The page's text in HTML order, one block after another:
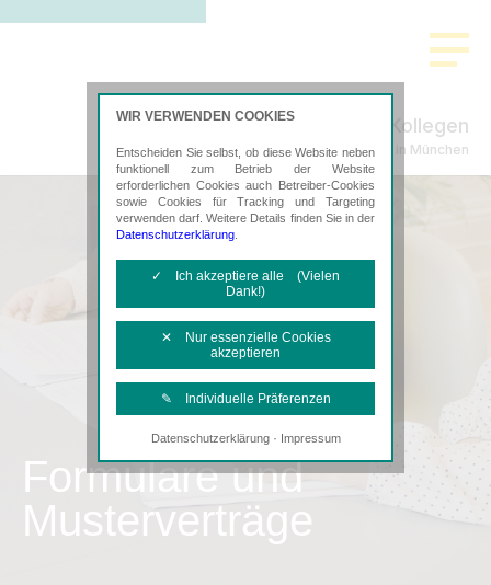
AT & Kollegen
Steuerberatung in München
Formulare und
Musterverträge
WIR VERWENDEN COOKIES
Entscheiden Sie selbst, ob diese Website neben
funktionell zum Betrieb der Website
erforderlichen Cookies auch Betreiber-Cookies
sowie Cookies für Tracking und Targeting
verwenden darf. Weitere Details finden Sie in der
Datenschutzerklärung
✓ Ich akzeptiere alle (Vielen
Dank!)
✕ Nur essenzielle Cookies
akzeptieren
✎ Individuelle Präferenzen
Notwendige Cookies
Diese Cookies sind erforderlich, um die
Tracking- und Targeting-Cookies
Datenschutzerklärung· Impressum